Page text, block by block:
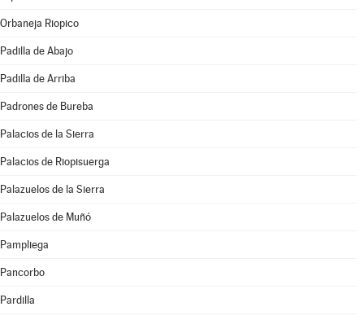
Orbaneja Riopico
Padilla de Abajo
Padilla de Arriba
Padrones de Bureba
Palacios de la Sierra
Palacios de Riopisuerga
Palazuelos de la Sierra
Palazuelos de Muñó
Pampliega
Pancorbo
Pardilla